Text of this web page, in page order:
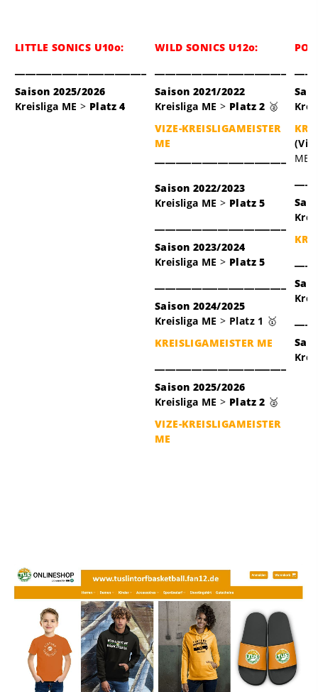
LITTLE SONICS U10o:
Saison 2025/2026
Kreisliga ME > Platz 4
WILD SONICS U12o:
Saison 2021/2022
Kreisliga ME > Platz 2 🥈
VIZE-KREISLIGAMEISTER
ME
Saison 2022/2023
Kreisliga ME > Platz 5
Saison 2023/2024
Kreisliga ME > Platz 5
Saison 2024/2025
Kreisliga ME > Platz 1 🥇
KREISLIGAMEISTER ME
Saison 2025/2026
Kreisliga ME > Platz 2 🥈
VIZE-KREISLIGAMEISTER
ME
ME/